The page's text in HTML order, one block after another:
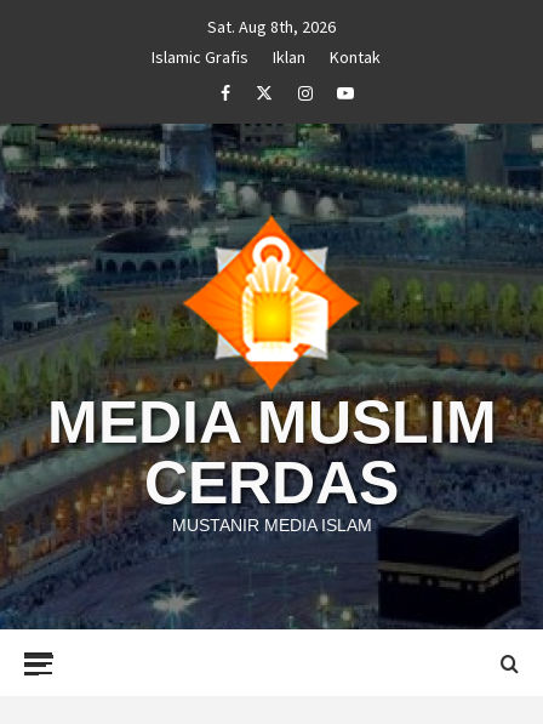
Sat. Aug 8th, 2026
Islamic Grafis
Iklan
Kontak
FacebookTwitterInstagramYoutube
MEDIA MUSLIM
CERDAS
MUSTANIR MEDIA ISLAM